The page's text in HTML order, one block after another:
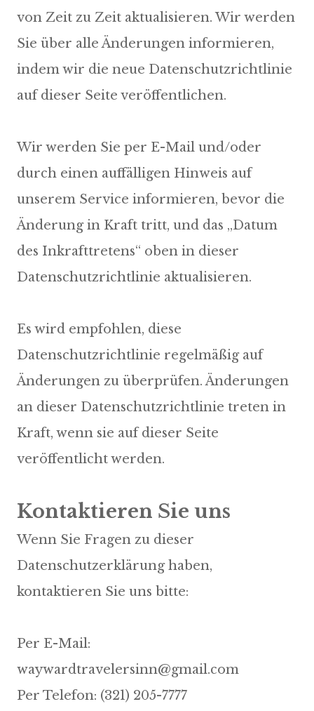
von Zeit zu Zeit aktualisieren. Wir werden
Sie über alle Änderungen informieren,
indem wir die neue Datenschutzrichtlinie
auf dieser Seite veröffentlichen.
Wir werden Sie per E-Mail und/oder
durch einen auffälligen Hinweis auf
unserem Service informieren, bevor die
Änderung in Kraft tritt, und das „Datum
des Inkrafttretens“ oben in dieser
Datenschutzrichtlinie aktualisieren.
Es wird empfohlen, diese
Datenschutzrichtlinie regelmäßig auf
Änderungen zu überprüfen. Änderungen
an dieser Datenschutzrichtlinie treten in
Kraft, wenn sie auf dieser Seite
veröffentlicht werden.
Kontaktieren Sie uns
Wenn Sie Fragen zu dieser
Datenschutzerklärung haben,
kontaktieren Sie uns bitte:
Per E-Mail:
waywardtravelersinn@gmail.com
Per Telefon: (321) 205-7777